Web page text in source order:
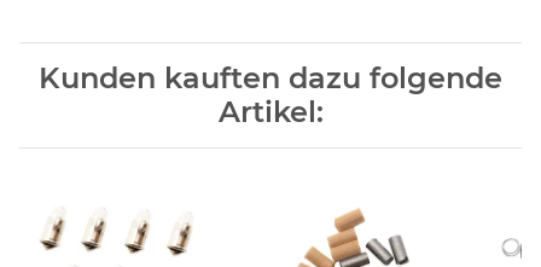
Kunden kauften dazu folgende
Artikel: